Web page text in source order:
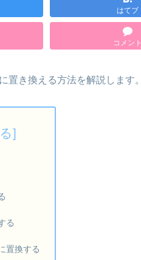
はてブ
コメント
置き換える方法を解説します。
る
置換する